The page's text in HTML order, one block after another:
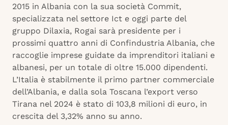
2015 in Albania con la sua società Commit,
specializzata nel settore Ict e oggi parte del
gruppo Dilaxia, Rogai sarà presidente per i
prossimi quattro anni di Confindustria Albania, che
raccoglie imprese guidate da imprenditori italiani e
albanesi, per un totale di oltre 15.000 dipendenti.
L’Italia è stabilmente il primo partner commerciale
dell’Albania, e dalla sola Toscana l’export verso
Tirana nel 2024 è stato di 103,8 milioni di euro, in
crescita del 3,32% anno su anno.